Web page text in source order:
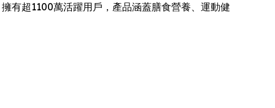
有超1100萬活躍用戶，產品涵蓋膳食營養、運動健